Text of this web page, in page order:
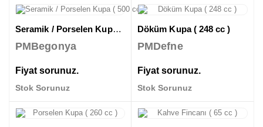
Seramik / Porselen Kupa ( 500 cc )
PMBegonya
Fiyat sorunuz.
Stok Sorunuz
Döküm Kupa ( 248 cc )
PMDefne
Fiyat sorunuz.
Stok Sorunuz